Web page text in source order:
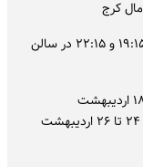
عرفان طهماسبی ۱۷ و ۱۸ اردیبهشت سانس‌های ۱۹:۱۵ و ۲۲:۱۵ در سالن
گروه «لیان» به سرپرستی محسن شریفیان ۱۷ و ۱۸ اردیبهشت
سانس‌های ۱۹ و ۲۲ در تالار فرهنگ و هنر کرمان، ۲۴ تا ۲۶ اردیبهشت